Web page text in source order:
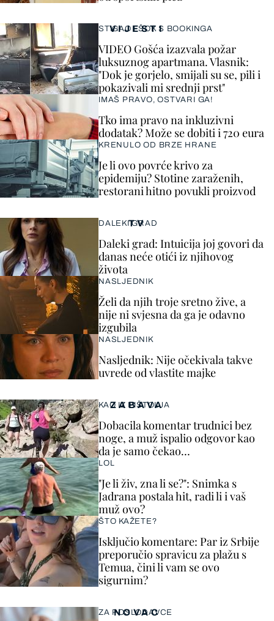
VIJESTI
STIGAO I ŠOK S BOOKINGA
VIDEO Gošća izazvala požar
luksuznog apartmana. Vlasnik:
"Dok je gorjelo, smijali su se, pili i
pokazivali mi srednji prst"
IMAŠ PRAVO, OSTVARI GA!
Tko ima pravo na inkluzivni
dodatak? Može se dobiti i 720 eura
KRENULO OD BRZE HRANE
Je li ovo povrće krivo za
epidemiju? Stotine zaraženih,
restorani hitno povukli proizvod
ZABAVA
KAO IZ PIŠTOLJA
Dobacila komentar trudnici bez
noge, a muž ispalio odgovor kao
da je samo čekao…
LOL
"Je li živ, zna li se?": Snimka s
Jadrana postala hit, radi li i vaš
muž ovo?
ŠTO KAŽETE?
Isključio komentare: Par iz Srbije
preporučio spravicu za plažu s
Temua, čini li vam se ovo
sigurnim?
TV
DALEKI GRAD
Daleki grad: Intuicija joj govori da
danas neće otići iz njihovog
života
NASLJEDNIK
Želi da njih troje sretno žive, a
nije ni svjesna da ga je odavno
izgubila
NASLJEDNIK
Nasljednik: Nije očekivala takve
uvrede od vlastite majke
NOVAC
ZA POSLODAVCE